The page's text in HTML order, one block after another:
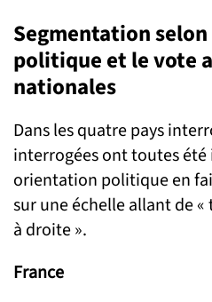
Segmentation
politique et le vote
nationales
Dans les quatre pays
interrogées ont toutes
orientation politique en
sur une échelle allant de «
à droite ».
France